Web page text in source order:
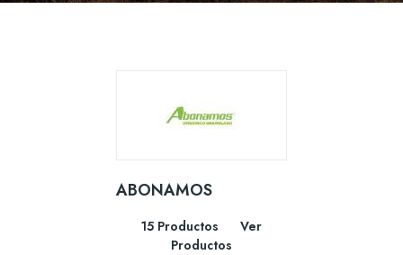
ABONAMOS
15 Productos
Ver
Productos